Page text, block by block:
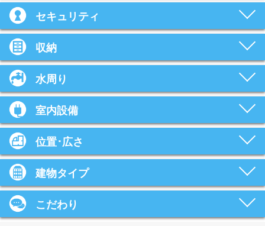
セキュリティ
収納
水周り
室内設備
位置･広さ
建物タイプ
こだわり